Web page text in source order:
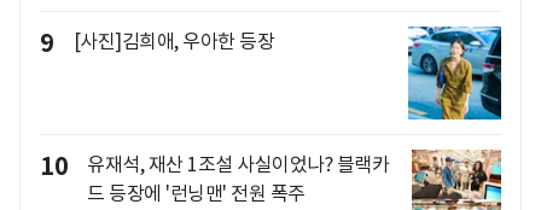
9 [사진]김희애, 우아한 등장
10
유재석, 재산 1조설 사실이었나? 블랙카
드 등장에 '런닝맨' 전원 폭주